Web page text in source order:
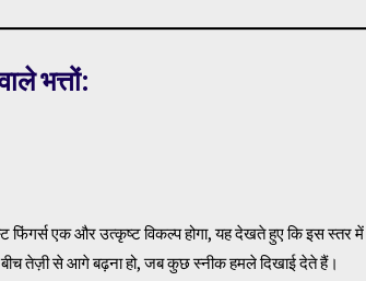
भत्तों:
फिंगर्स एक और उत्कृष्ट विकल्प होगा, यह देखते हुए कि इस स्तर में
तेज़ी से आगे बढ़ना हो, जब कुछ स्नीक हमले दिखाई देते हैं।